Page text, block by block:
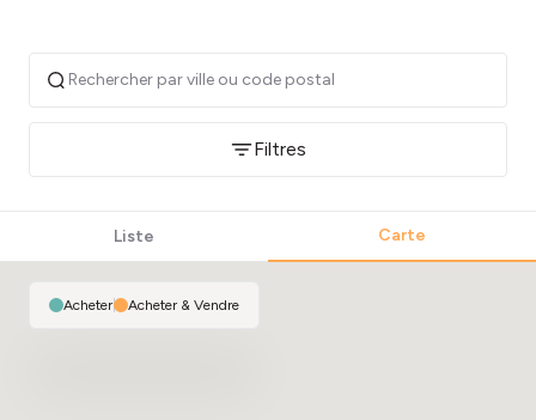
Filtres
Liste Carte
Acheter| Acheter & Vendre